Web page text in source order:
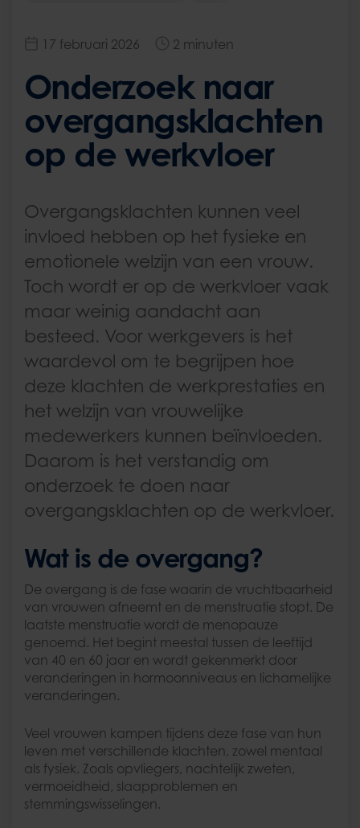
17 februari 2026 2 minuten
Onderzoek naar
overgangsklachten
op de werkvloer
Overgangsklachten kunnen veel
invloed hebben op het fysieke en
emotionele welzijn van een vrouw.
Toch wordt er op de werkvloer vaak
maar weinig aandacht aan
besteed. Voor werkgevers is het
waardevol om te begrijpen hoe
deze klachten de werkprestaties en
het welzijn van vrouwelijke
medewerkers kunnen beïnvloeden.
Daarom is het verstandig om
onderzoek te doen naar
overgangsklachten op de werkvloer.
Wat is de overgang?
De overgang is de fase waarin de vruchtbaarheid
van vrouwen afneemt en de menstruatie stopt. De
laatste menstruatie wordt de menopauze
genoemd. Het begint meestal tussen de leeftijd
van 40 en 60 jaar en wordt gekenmerkt door
veranderingen in hormoonniveaus en lichamelijke
veranderingen.
Veel vrouwen kampen tijdens deze fase van hun
leven met verschillende klachten, zowel mentaal
als fysiek. Zoals opvliegers, nachtelijk zweten,
vermoeidheid, slaapproblemen en
stemmingswisselingen.